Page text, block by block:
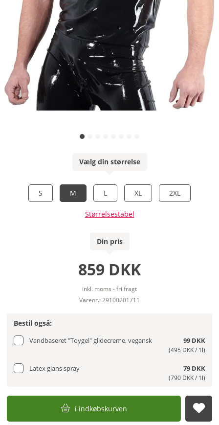
Vælg din størrelse
S M L XL 2XL
Størrelsestabel
Din pris
859 DKK
inkl. moms - fri fragt
Varenr.: 29100201711
Bestil også:
Vandbaseret "Toygel" glidecreme, vegansk 99 DKK
(495 DKK / 1l)
Latex glans spray 79 DKK
(790 DKK / 1l)
i indkøbskurven